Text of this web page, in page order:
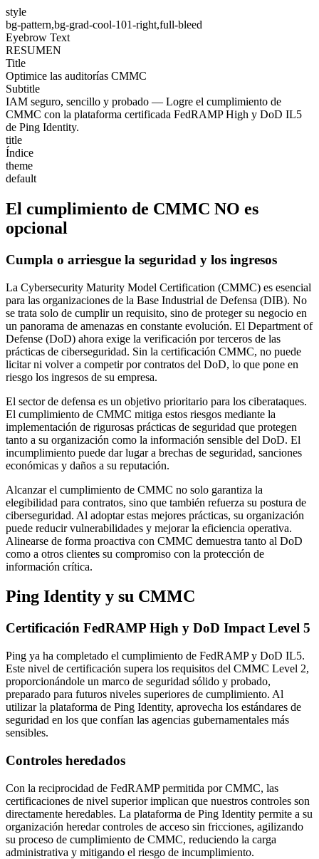
style
bg-pattern,bg-grad-cool-101-right,full-bleed
Eyebrow Text
RESUMEN
Title
Optimice las auditorías CMMC
Subtitle
IAM seguro, sencillo y probado — Logre el cumplimiento de
CMMC con la plataforma certificada FedRAMP High y DoD IL5
de Ping Identity.
title
Índice
theme
default
El cumplimiento de CMMC NO es
opcional
Cumpla o arriesgue la seguridad y los ingresos
La Cybersecurity Maturity Model Certification (CMMC) es esencial
para las organizaciones de la Base Industrial de Defensa (DIB). No
se trata solo de cumplir un requisito, sino de proteger su negocio en
un panorama de amenazas en constante evolución. El Department of
Defense (DoD) ahora exige la verificación por terceros de las
prácticas de ciberseguridad. Sin la certificación CMMC, no puede
licitar ni volver a competir por contratos del DoD, lo que pone en
riesgo los ingresos de su empresa.
El sector de defensa es un objetivo prioritario para los ciberataques.
El cumplimiento de CMMC mitiga estos riesgos mediante la
implementación de rigurosas prácticas de seguridad que protegen
tanto a su organización como la información sensible del DoD. El
incumplimiento puede dar lugar a brechas de seguridad, sanciones
económicas y daños a su reputación.
Alcanzar el cumplimiento de CMMC no solo garantiza la
elegibilidad para contratos, sino que también refuerza su postura de
ciberseguridad. Al adoptar estas mejores prácticas, su organización
puede reducir vulnerabilidades y mejorar la eficiencia operativa.
Alinearse de forma proactiva con CMMC demuestra tanto al DoD
como a otros clientes su compromiso con la protección de
información crítica.
Ping Identity y su CMMC
Certificación FedRAMP High y DoD Impact Level 5
Ping ya ha completado el cumplimiento de FedRAMP y DoD IL5.
Este nivel de certificación supera los requisitos del CMMC Level 2,
proporcionándole un marco de seguridad sólido y probado,
preparado para futuros niveles superiores de cumplimiento. Al
utilizar la plataforma de Ping Identity, aprovecha los estándares de
seguridad en los que confían las agencias gubernamentales más
sensibles.
Controles heredados
Con la reciprocidad de FedRAMP permitida por CMMC, las
certificaciones de nivel superior implican que nuestros controles son
directamente heredables. La plataforma de Ping Identity permite a su
organización heredar controles de acceso sin fricciones, agilizando
su proceso de cumplimiento de CMMC, reduciendo la carga
administrativa y mitigando el riesgo de incumplimiento.